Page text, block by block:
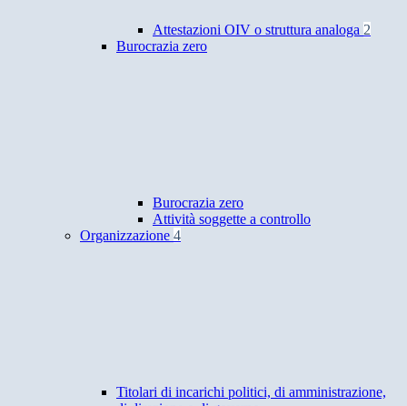
Attestazioni OIV o struttura analoga 2
Burocrazia zero
Burocrazia zero
Attività soggette a controllo
Organizzazione 4
Titolari di incarichi politici, di amministrazione,